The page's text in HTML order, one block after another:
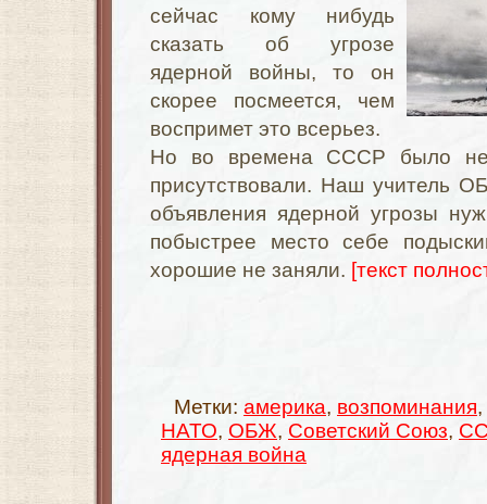
сейчас кому нибудь
сказать об угрозе
ядерной войны, то он
скорее посмеется, чем
воспримет это всерьез.
Но во времена СССР было
присутствовали. Наш учитель
объявления ядерной угрозы
побыстрее место себе
хорошие не заняли. [текст
Метки: америка, возпоминания,
НАТО, ОБЖ, Советский Союз,
ядерная война